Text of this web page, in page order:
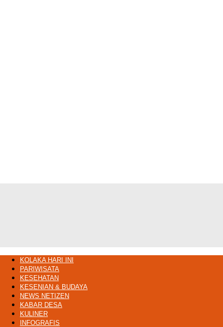
KOLAKA HARI INI
PARIWISATA
KESEHATAN
KESENIAN & BUDAYA
NEWS NETIZEN
KABAR DESA
KULINER
INFOGRAFIS